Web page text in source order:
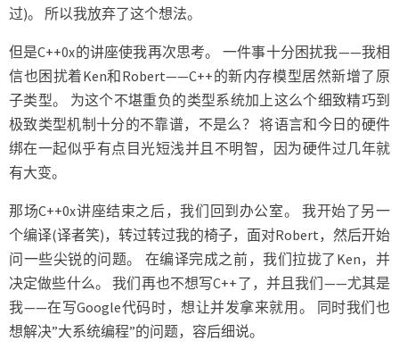
过)。 所以我放弃了这个想法。
但是C++0x的讲座使我再次思考。 一件事十分困扰我——我相
信也困扰着Ken和Robert——C++的新内存模型居然新增了原
子类型。 为这个不堪重负的类型系统加上这么个细致精巧到
极致类型机制十分的不靠谱，不是么？ 将语言和今日的硬件
绑在一起似乎有点目光短浅并且不明智，因为硬件过几年就
有大变。
那场C++0x讲座结束之后，我们回到办公室。 我开始了另一
个编译(译者笑)，转过转过我的椅子，面对Robert，然后开始
问一些尖锐的问题。 在编译完成之前，我们拉拢了Ken，并
决定做些什么。 我们再也不想写C++了，并且我们——尤其是
我——在写Google代码时，想让并发拿来就用。 同时我们也
想解决”大系统编程”的问题，容后细说。